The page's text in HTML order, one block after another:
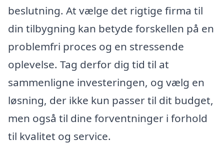
beslutning. At vælge det rigtige firma til
din tilbygning kan betyde forskellen på en
problemfri proces og en stressende
oplevelse. Tag derfor dig tid til at
sammenligne investeringen, og vælg en
løsning, der ikke kun passer til dit budget,
men også til dine forventninger i forhold
til kvalitet og service.